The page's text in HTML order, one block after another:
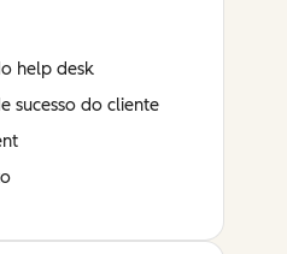
help desk
sucesso do cliente